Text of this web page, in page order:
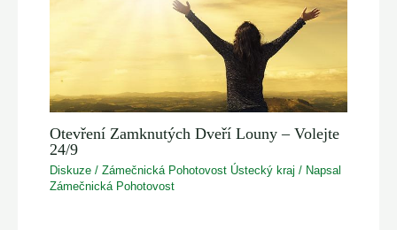
Otevření Zamknutých Dveří Louny – Volejte
24/9
Diskuze /Zámečnická Pohotovost Ústecký kraj / Napsal
Zámečnická Pohotovost